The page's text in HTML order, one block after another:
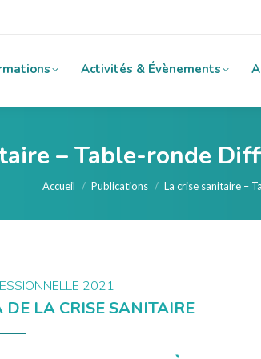
Activités & Évènements
– Table-ronde
Vous êtes ici :
Accueil Publications La crise sanitaire –
2021
LA CRISE SANITAIRE